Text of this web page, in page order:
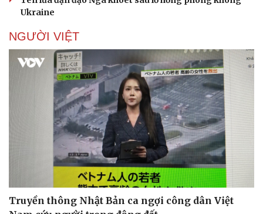
Ukraine
NGƯỜI VIỆT
Truyền thông Nhật Bản ca ngợi công dân Việt